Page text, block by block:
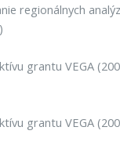
regionálnych
grantu VEGA
grantu VEGA